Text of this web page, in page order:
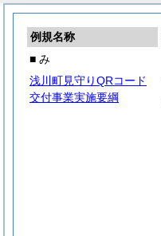
例規名称
■ み
浅川町見守りQRコード
交付事業実施要綱